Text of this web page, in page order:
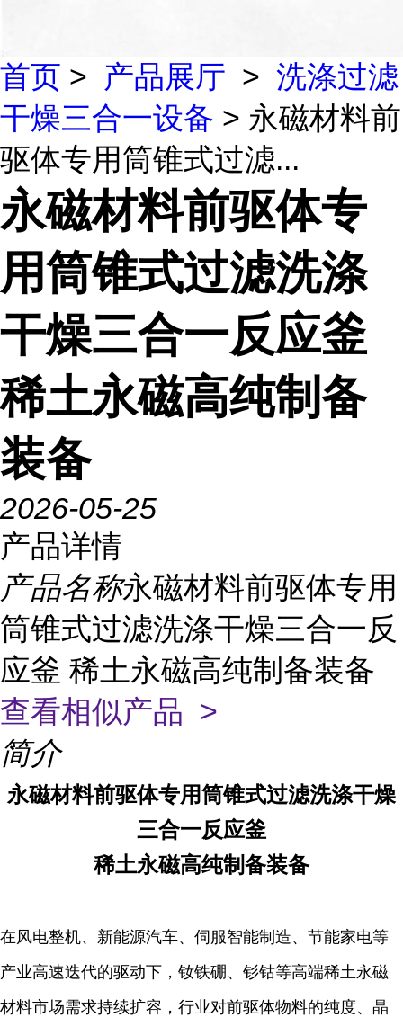
首页 > 产品展厅 > 洗涤过滤
干燥三合一设备 > 永磁材料前
驱体专用筒锥式过滤...
永磁材料前驱体专
用筒锥式过滤洗涤
干燥三合一反应釜
稀土永磁高纯制备
装备
2026-05-25
产品详情
产品名称永磁材料前驱体专用
筒锥式过滤洗涤干燥三合一反
应釜 稀土永磁高纯制备装备
查看相似产品 >
简介
永磁材料前驱体专用筒锥式过滤洗涤干燥
三合一反应釜
稀土永磁高纯制备装备
在风电整机、新能源汽车、伺服智能制造、节能家电等
产业高速迭代的驱动下，钕铁硼、钐钴等高端稀土永磁
材料市场需求持续扩容，行业对前驱体物料的纯度、晶